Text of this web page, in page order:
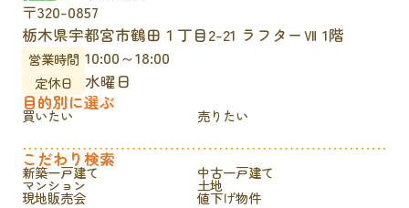
〒320-0857
栃木県宇都宮市鶴田１丁目2-21 ラフターⅦ 1階
営業時間 10:00～18:00
定休日
水曜日
目的別に選ぶ
買いたい 売りたい
こだわり検索
新築一戸建て 中古一戸建て
マンション 土地
現地販売会 値下げ物件